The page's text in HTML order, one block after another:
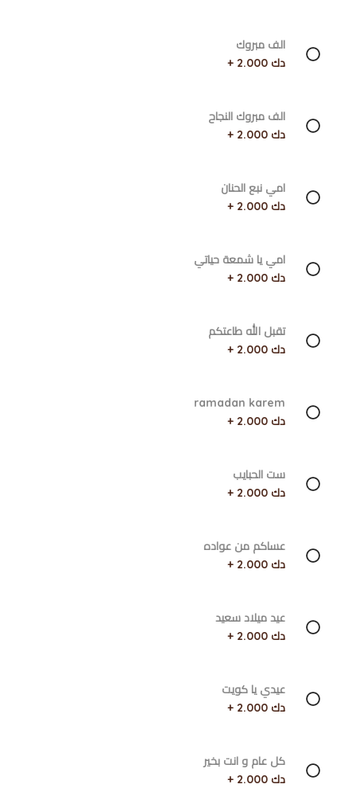
الف مبروك
دك 2.000 +
الف مبروك النجاح
دك 2.000 +
امي نبع الحنان
دك 2.000 +
امي يا شمعة حياتي
دك 2.000 +
تقبل الله طاعتكم
دك 2.000 +
ramadan karem
دك 2.000 +
ست الحبايب
دك 2.000 +
عساكم من عواده
دك 2.000 +
عيد ميلاد سعيد
دك 2.000 +
عيدي يا كويت
دك 2.000 +
كل عام و انت بخير
دك 2.000 +